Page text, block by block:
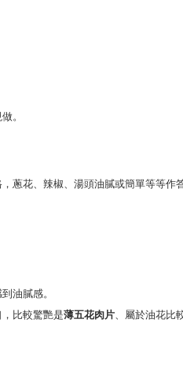
。
蔥花、辣椒、湯頭油膩或簡單等等
油膩感。
比較驚艷是薄五花肉片、屬於油花比